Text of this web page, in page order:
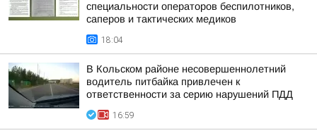
специальности операторов беспилотников,
саперов и тактических медиков
18:04
В Кольском районе несовершеннолетний
водитель питбайка привлечен к
ответственности за серию нарушений ПДД
16:59